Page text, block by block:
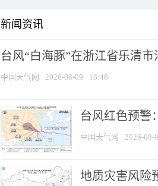
新闻资讯
台风“白海豚”在浙江省乐清
中国天气网 2026-08-09 18:48
台风红色预警
中国天气网 2026-08-
地质灾害风险